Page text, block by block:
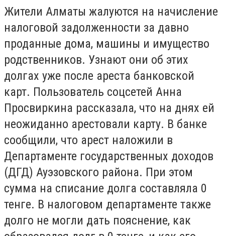
Жители Алматы жалуются на начисление
налоговой задолженности за давно
проданные дома, машины и имущество
родственников. Узнают они об этих
долгах уже после ареста банковской
карт. Пользователь соцсетей Анна
Просвиркина рассказала, что на днях ей
неожиданно арестовали карту. В банке
сообщили, что арест наложили в
Департаменте государственных доходов
(ДГД) Ауэзовского района. При этом
сумма на списание долга составляла 0
тенге. В налоговом департаменте также
долго не могли дать пояснение, как